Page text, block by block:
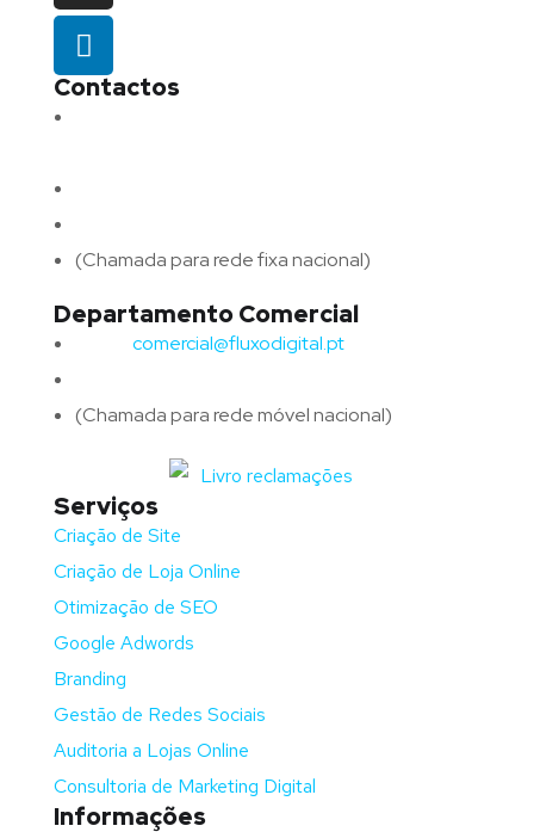
Contactos
(Chamada para rede fixa nacional)
Departamento Comercial
comercial@fluxodigital.pt
(Chamada para rede móvel nacional)
Serviços
Criação de Site
Criação de Loja Online
Otimização de SEO
Google Adwords
Branding
Gestão de Redes Sociais
Auditoria a Lojas Online
Consultoria de Marketing Digital
Informações